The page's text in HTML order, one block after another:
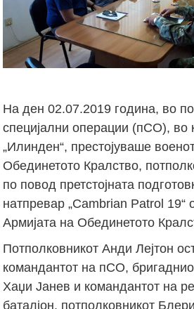
На ден 02.07.2019 година, во
специјални операции (пСО), во
„Илинден“, престојуваше
Обединетото Кралство,
по повод претстојната
натпревар „Cambrian Patrol 19“
Армијата на Обединетото
Потполковникот Анди Лејтон
командантот на пСО,
Хаџи Јанев и командантот на
баталјон, потполковникот